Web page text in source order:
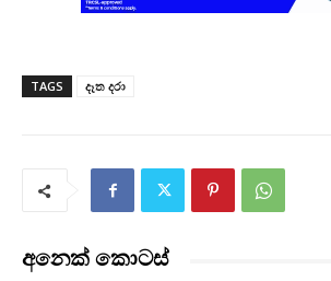
TAGS දෑත දරා
අනෙක් කොටස්